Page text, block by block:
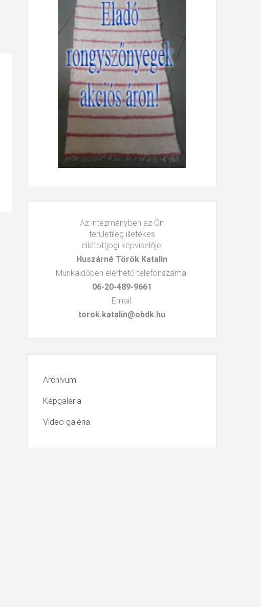
Az intézményben az Ön
területileg illetékes
ellátottjogi képviselője:
Huszárné Török Katalin
Munkaidőben elérhető telefonszáma:
06-20-489-9661
Email:
torok.katalin@obdk.hu
Archívum
Képgaléria
Video galéria